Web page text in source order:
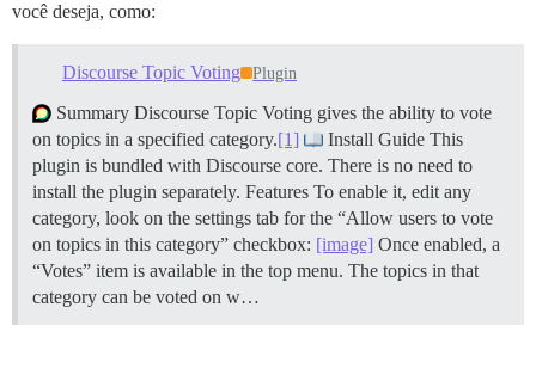
você deseja, como:
Discourse Topic Voting Plugin
Summary Discourse Topic Voting gives the ability to vote
on topics in a specified category.[1]
Install Guide This
plugin is bundled with Discourse core. There is no need to
install the plugin separately. Features To enable it, edit any
category, look on the settings tab for the “Allow users to vote
on topics in this category” checkbox: [image] Once enabled, a
“Votes” item is available in the top menu. The topics in that
category can be voted on w…